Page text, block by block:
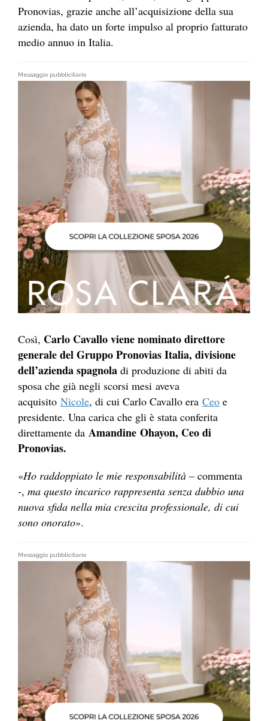
Pronovias, grazie anche all’acquisizione della sua
azienda, ha dato un forte impulso al proprio fatturato
medio annuo in Italia.
Messaggio pubblicitario
Così, Carlo Cavallo viene nominato direttore
generale del Gruppo Pronovias Italia, divisione
dell’azienda spagnola di produzione di abiti da
sposa che già negli scorsi mesi aveva
acquisito Nicole, di cui Carlo Cavallo era Ceo e
presidente. Una carica che gli è stata conferita
direttamente da Amandine Ohayon, Ceo di
Pronovias.
«Ho raddoppiato le mie responsabilità – commenta
-, ma questo incarico rappresenta senza dubbio una
nuova sfida nella mia crescita professionale, di cui
sono onorato».
Messaggio pubblicitario